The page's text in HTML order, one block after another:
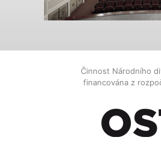
Činnost Národního
financována z